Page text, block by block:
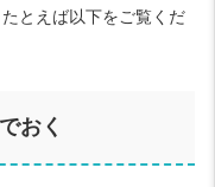
とえば以下をご覧くだ
おく